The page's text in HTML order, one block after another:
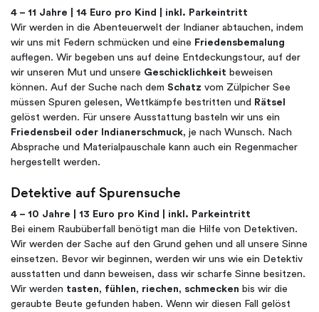
4 – 11 Jahre | 14 Euro pro Kind | inkl. Parkeintritt
Wir werden in die Abenteuerwelt der Indianer abtauchen, indem
wir uns mit Federn schmücken und eine Friedensbemalung
auflegen. Wir begeben uns auf deine Entdeckungstour, auf der
wir unseren Mut und unsere Geschicklichkeit beweisen
können. Auf der Suche nach dem Schatz vom Zülpicher See
müssen Spuren gelesen, Wettkämpfe bestritten und Rätsel
gelöst werden. Für unsere Ausstattung basteln wir uns ein
Friedensbeil oder Indianerschmuck, je nach Wunsch. Nach
Absprache und Materialpauschale kann auch ein Regenmacher
hergestellt werden.
Detektive auf Spurensuche
4 – 10 Jahre | 13 Euro pro Kind | inkl. Parkeintritt
Bei einem Raubüberfall benötigt man die Hilfe von Detektiven.
Wir werden der Sache auf den Grund gehen und all unsere Sinne
einsetzen. Bevor wir beginnen, werden wir uns wie ein Detektiv
ausstatten und dann beweisen, dass wir scharfe Sinne besitzen.
Wir werden tasten, fühlen, riechen, schmecken bis wir die
geraubte Beute gefunden haben. Wenn wir diesen Fall gelöst